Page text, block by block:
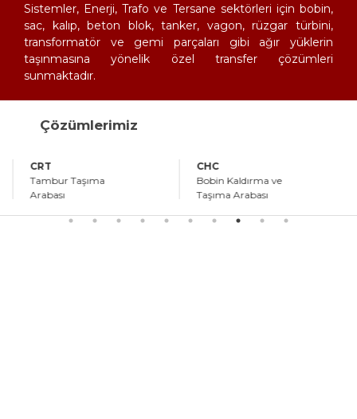
Sistemler, Enerji, Trafo ve Tersane sektörleri için bobin,
sac, kalıp, beton blok, tanker, vagon, rüzgar türbini,
transformatör ve gemi parçaları gibi ağır yüklerin
taşınmasına yönelik özel transfer çözümleri
sunmaktadır.
Çözümlerimiz
CRT
Tambur Taşıma
Arabası
CHC
Bobin Kaldırma ve
Taşıma Arabası